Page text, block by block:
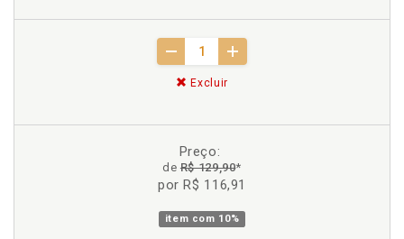
Excluir
Preço:
deR$ 129,90*
por R$ 116,91
item com 10%